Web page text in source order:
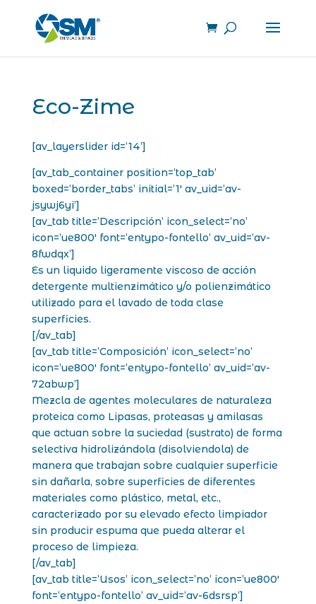
Eco-Zime
[av_layerslider id=’14’]
[av_tab_container position=’top_tab’
boxed=’border_tabs’ initial=’1′ av_uid=’av-
jsywj6yi’]
[av_tab title=’Descripción’ icon_select=’no’
icon=’ue800′ font=’entypo-fontello’ av_uid=’av-
8fwdqx’]
Es un liquido ligeramente viscoso de acción
detergente multienzimático y/o polienzimático
utilizado para el lavado de toda clase
superficies.
[/av_tab]
[av_tab title=’Composición’ icon_select=’no’
icon=’ue800′ font=’entypo-fontello’ av_uid=’av-
72abwp’]
Mezcla de agentes moleculares de naturaleza
proteica como Lipasas, proteasas y amilasas
que actuan sobre la suciedad (sustrato) de forma
selectiva hidrolizándola (disolviendola) de
manera que trabajan sobre cualquier superficie
sin dañarla, sobre superficies de diferentes
materiales como plástico, metal, etc.,
caracterizado por su elevado efecto limpiador
sin producir espuma que pueda alterar el
proceso de limpieza.
[/av_tab]
[av_tab title=’Usos’ icon_select=’no’ icon=’ue800′
font=’entypo-fontello’ av_uid=’av-6dsrsp’]